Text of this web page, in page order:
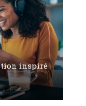
inspiré